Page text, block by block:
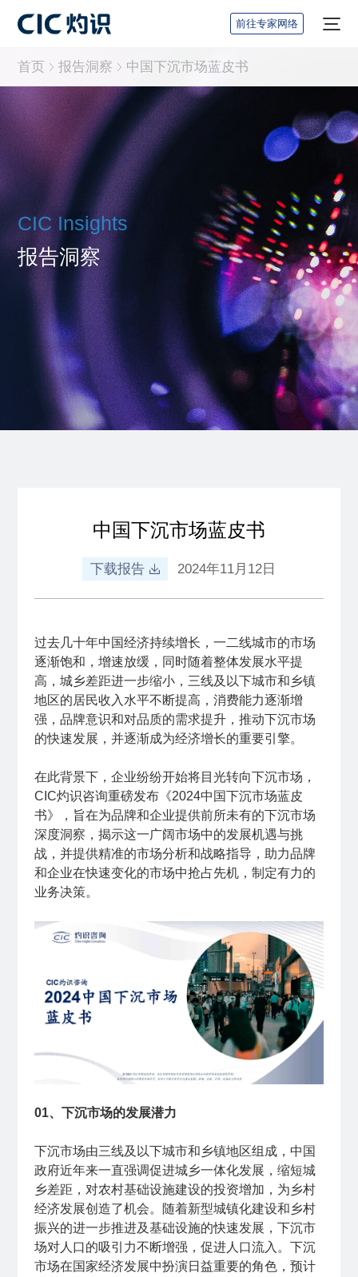
前往专家网络
CIC Insights
报告洞察
首页 报告洞察 中国下沉市场蓝皮书
中国下沉市场蓝皮书
下载报告 2024年11月12日
过去几十年中国经济持续增长，一二线城市的市场
逐渐饱和，增速放缓，同时随着整体发展水平提
高，城乡差距进一步缩小，三线及以下城市和乡镇
地区的居民收入水平不断提高，消费能力逐渐增
强，品牌意识和对品质的需求提升，推动下沉市场
的快速发展，并逐渐成为经济增长的重要引擎。
在此背景下，企业纷纷开始将目光转向下沉市场，
CIC灼识咨询重磅发布《2024中国下沉市场蓝皮
书》，旨在为品牌和企业提供前所未有的下沉市场
深度洞察，揭示这一广阔市场中的发展机遇与挑
战，并提供精准的市场分析和战略指导，助力品牌
和企业在快速变化的市场中抢占先机，制定有力的
业务决策。
01、下沉市场的发展潜力
下沉市场由三线及以下城市和乡镇地区组成，中国
政府近年来一直强调促进城乡一体化发展，缩短城
乡差距，对农村基础设施建设的投资增加，为乡村
经济发展创造了机会。随着新型城镇化建设和乡村
振兴的进一步推进及基础设施的快速发展，下沉市
场对人口的吸引力不断增强，促进人口流入。下沉
市场在国家经济发展中扮演日益重要的角色，预计